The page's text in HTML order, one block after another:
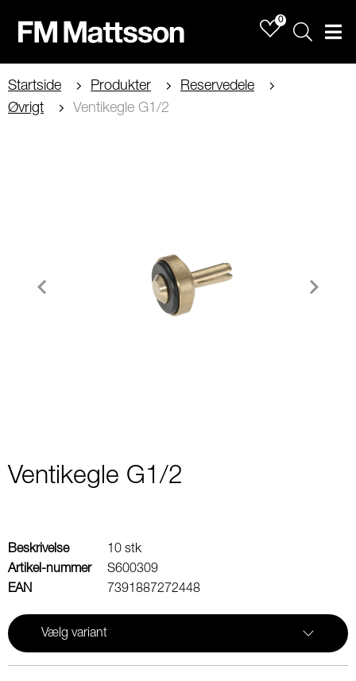
0
Sök
Startside Produkter
Reservedele
Øvrigt
Ventikegle G1/2
Ventikegle G1/2
Beskrivelse
10 stk
Artikel-nummer
S600309
EAN
7391887272448
Vælg variant